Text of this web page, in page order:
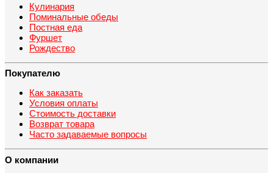
Кулинария
Поминальные обеды
Постная еда
Фуршет
Рождество
Покупателю
Как заказать
Условия оплаты
Стоимость доставки
Возврат товара
Часто задаваемые вопросы
О компании